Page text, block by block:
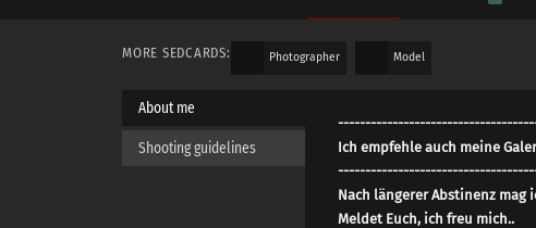
MORE SEDCARDS: Photographer Model
About me
Shooting guidelines
Ich empfehle auch meine
Nach längerer Abstinenz
Meldet Euch, ich freu mich..